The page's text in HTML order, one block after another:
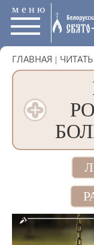
меню
ГЛАВНАЯ | ЧИТАТЬ